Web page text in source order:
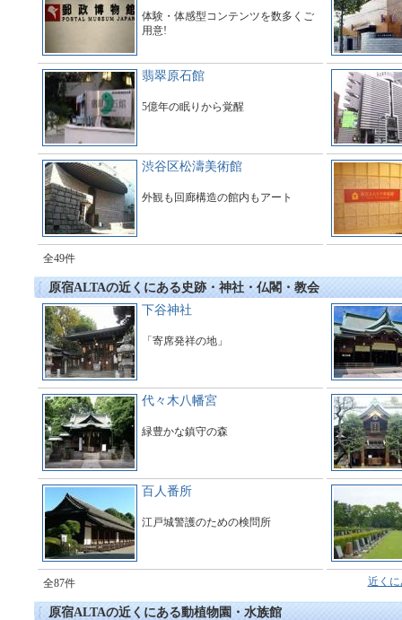
体験・体感型コンテンツを数多くご
用意!
翡翠原石館
5億年の眠りから覚醒
渋谷区松濤美術館
外観も回廊構造の館内もアート
全49件
原宿ALTAの近くにある史跡・神社・仏閣・教会
下谷神社
「寄席発祥の地」
代々木八幡宮
緑豊かな鎮守の森
百人番所
江戸城警護のための検問所
全87件 近く
原宿ALTAの近くにある動植物園・水族館